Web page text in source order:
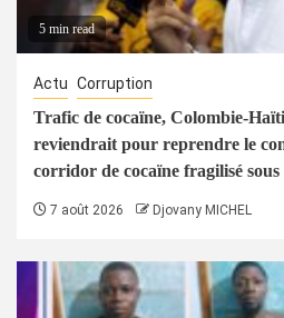
5 min read
Actu Corruption
Trafic de cocaïne, Colombie-
reviendrait pour reprendre le
corridor de cocaïne fragilisé sous
7 août 2026 Djovany MICHEL